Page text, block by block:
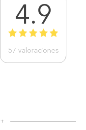
4.9
1 2 3 4 5
57 valoraciones